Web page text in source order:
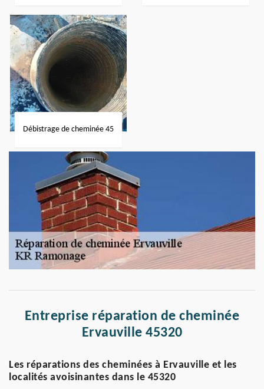
Débistrage de cheminée 45
Entreprise réparation de cheminée
Ervauville 45320
Les réparations des cheminées à Ervauville et les
localités avoisinantes dans le 45320